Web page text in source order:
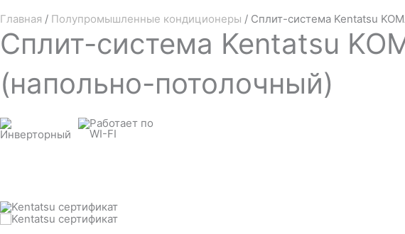
Главная / Полупромышленные кондиционеры / Сплит-система Kentatsu
Сплит-система Kentatsu
(напольно-потолочный)